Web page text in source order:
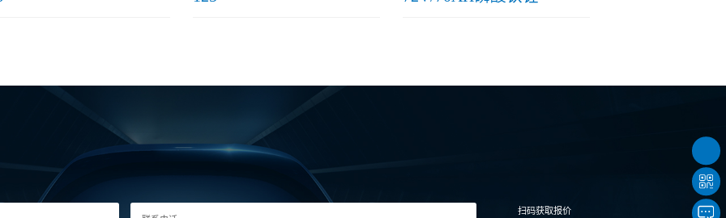
扫码获取报价